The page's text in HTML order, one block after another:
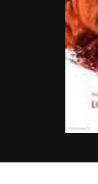
Культура